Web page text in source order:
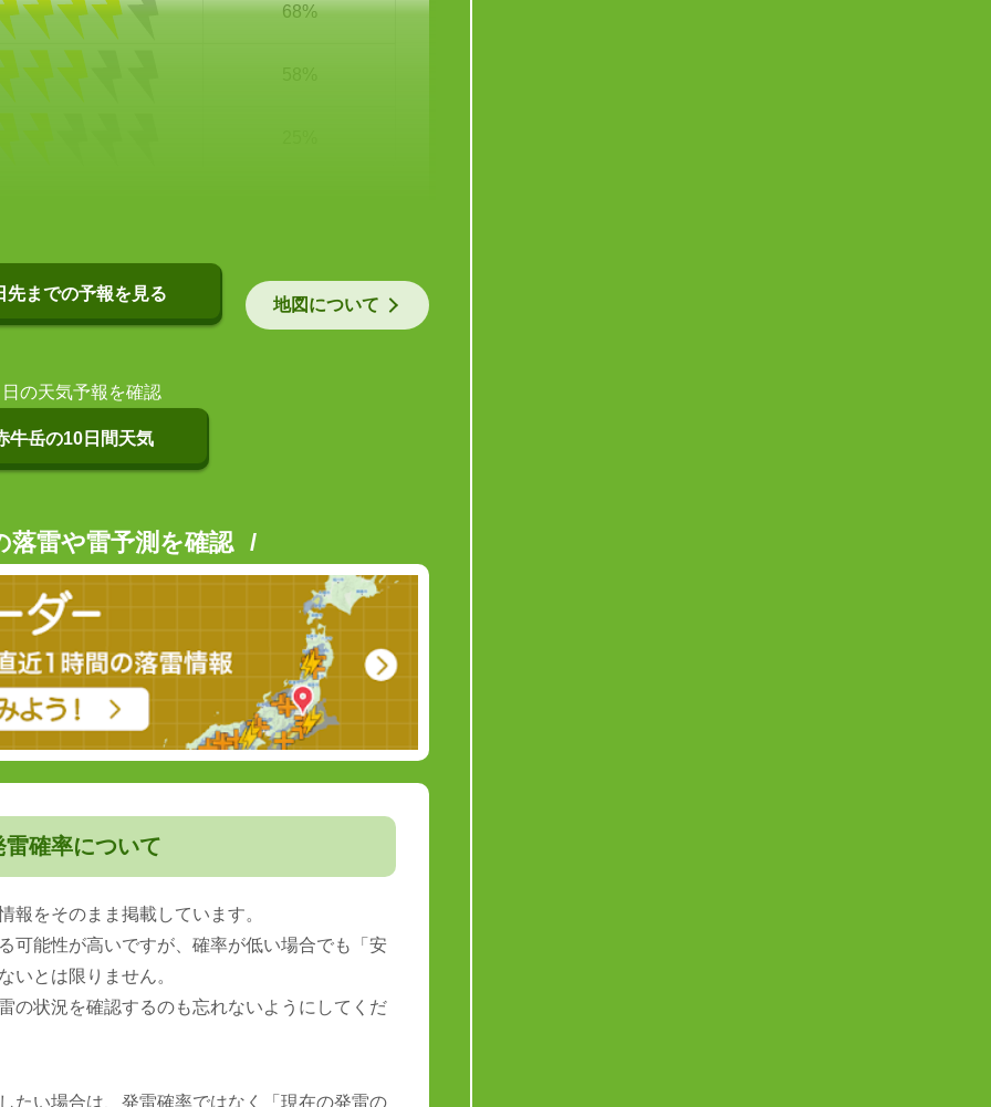
68%
地図について
先までの予報を見る
の天気予報を確認
牛岳の10日間天気
落雷や雷予測を確認
雷確率について
報をそのまま掲載しています。
可能性が高いですが、確率が低い場合でも「安
いとは限りません。
の状況を確認するのも忘れないようにしてくだ
たい場合は、発雷確率ではなく「現在の発雷の